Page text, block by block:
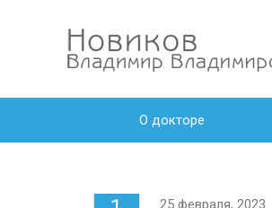
О докторе
25 февраля, 2023